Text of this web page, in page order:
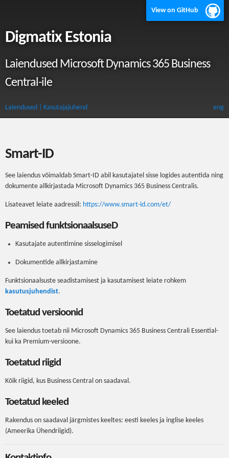
View on GitHub
Digmatix Estonia
Laiendused Microsoft Dynamics 365 Business
Central-ile
Laiendused | Kasutajajuhend eng
Smart-ID
See laiendus võimaldab Smart-ID abil kasutajatel sisse logides autentida ning
dokumente allkirjastada Microsoft Dynamics 365 Business Centralis.
Lisateavet leiate aadressil: https://www.smart-id.com/et/
Peamised funktsionaalsuseD
Kasutajate autentimine sisselogimisel
Dokumentide allkirjastamine
Funktsionaalsuste seadistamisest ja kasutamisest leiate rohkem
kasutusjuhendist.
Toetatud versioonid
See laiendus toetab nii Microsoft Dynamics 365 Business Centrali Essential-
kui ka Premium-versioone.
Toetatud riigid
Kõik riigid, kus Business Central on saadaval.
Toetatud keeled
Rakendus on saadaval järgmistes keeltes: eesti keeles ja inglise keeles
(Ameerika Ühendriigid).